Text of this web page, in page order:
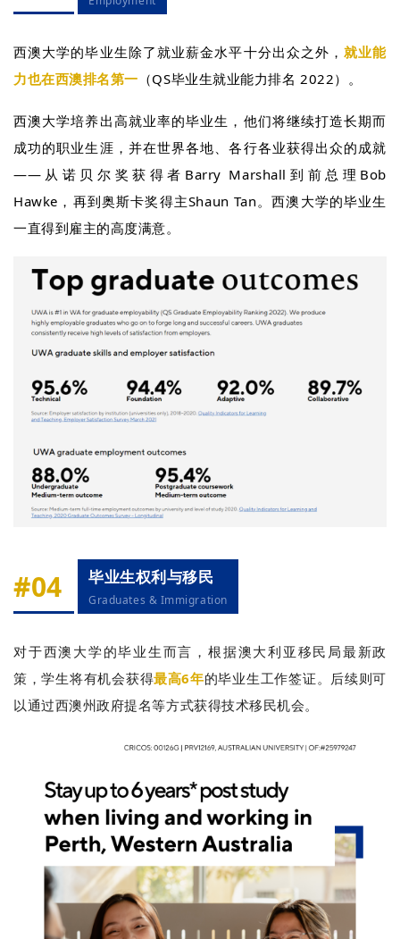
西澳大学的毕业生除了就业薪金水平十分出众之外，就业能
力也在西澳排名第一 （QS毕业生就业能力排名 2022）。
西澳大学培养出高就业率的毕业生，他们将继续打造长期而
成功的职业生涯，并在世界各地、各行各业获得出众的成就
——从诺贝尔奖获得者Barry Marshall到前总理Bob
Hawke，再到奥斯卡奖得主Shaun Tan。西澳大学的毕业生
一直得到雇主的高度满意。
#04 毕业生权利与移民
Graduates & Immigration
对于西澳大学的毕业生而言，根据澳大利亚移民局最新政
策，学生将有机会获得最高6年的毕业生工作签证。后续则可
以通过西澳州政府提名等方式获得技术移民机会。